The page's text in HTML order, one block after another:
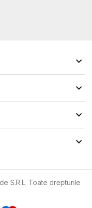




S.R.L. Toate drepturile